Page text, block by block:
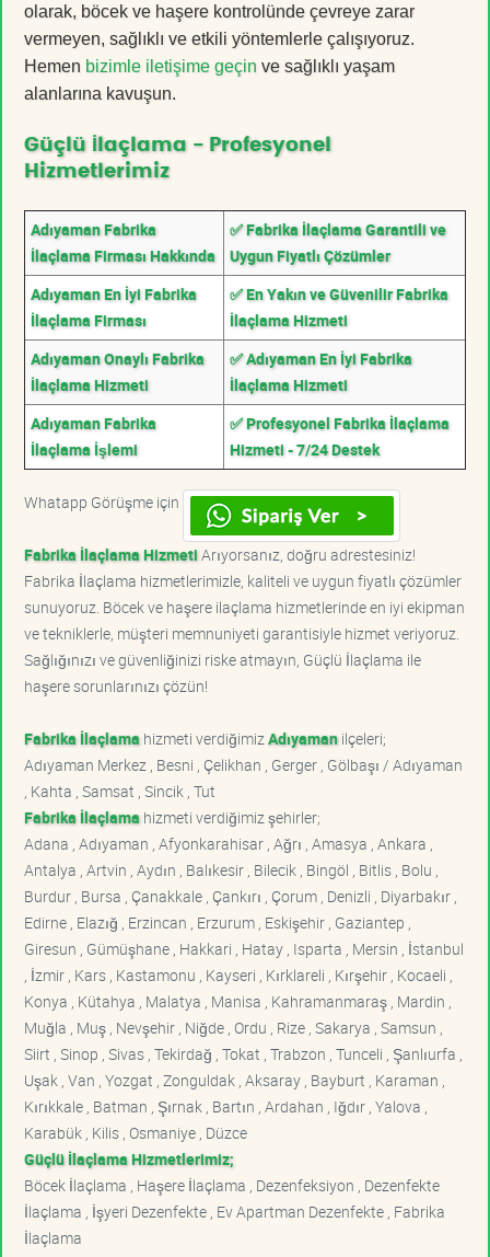
olarak, böcek ve haşere kontrolünde çevreye zarar
vermeyen, sağlıklı ve etkili yöntemlerle çalışıyoruz.
Hemen bizimle iletişime geçin ve sağlıklı yaşam
alanlarına kavuşun.
Güçlü İlaçlama - Profesyonel
Hizmetlerimiz
Adıyaman Fabrika
İlaçlama Firması Hakkında
✅ Fabrika İlaçlama Garantili ve
Uygun Fiyatlı Çözümler
Adıyaman En İyi Fabrika
İlaçlama Firması
✅ En Yakın ve Güvenilir Fabrika
İlaçlama Hizmeti
Adıyaman Onaylı Fabrika
İlaçlama Hizmeti
✅ Adıyaman En İyi Fabrika
İlaçlama Hizmeti
Adıyaman Fabrika
İlaçlama İşlemi
✅ Profesyonel Fabrika İlaçlama
Hizmeti - 7/24 Destek
Whatapp Görüşme için
Fabrika İlaçlama HizmetiArıyorsanız, doğru adrestesiniz!
Fabrika İlaçlama hizmetlerimizle, kaliteli ve uygun fiyatlı çözümler
sunuyoruz. Böcek ve haşere ilaçlama hizmetlerinde en iyi ekipman
ve tekniklerle, müşteri memnuniyeti garantisiyle hizmet veriyoruz.
Sağlığınızı ve güvenliğinizi riske atmayın, Güçlü İlaçlama ile
haşere sorunlarınızı çözün!
Fabrika İlaçlama hizmeti verdiğimiz Adıyamanilçeleri;
Adıyaman Merkez , Besni , Çelikhan , Gerger , Gölbaşı / Adıyaman
, Kahta , Samsat , Sincik , Tut
Fabrika İlaçlama hizmeti verdiğimiz şehirler;
Adana , Adıyaman , Afyonkarahisar , Ağrı , Amasya , Ankara ,
Antalya , Artvin , Aydın , Balıkesir , Bilecik , Bingöl , Bitlis , Bolu ,
Burdur , Bursa , Çanakkale , Çankırı , Çorum , Denizli , Diyarbakır ,
Edirne , Elazığ , Erzincan , Erzurum , Eskişehir , Gaziantep ,
Giresun , Gümüşhane , Hakkari , Hatay , Isparta , Mersin , İstanbul
, İzmir , Kars , Kastamonu , Kayseri , Kırklareli , Kırşehir , Kocaeli ,
Konya , Kütahya , Malatya , Manisa , Kahramanmaraş , Mardin ,
Muğla , Muş , Nevşehir , Niğde , Ordu , Rize , Sakarya , Samsun ,
Siirt , Sinop , Sivas , Tekirdağ , Tokat , Trabzon , Tunceli , Şanlıurfa ,
Uşak , Van , Yozgat , Zonguldak , Aksaray , Bayburt , Karaman ,
Kırıkkale , Batman , Şırnak , Bartın , Ardahan , Iğdır , Yalova ,
Karabük , Kilis , Osmaniye , Düzce
Güçlü İlaçlama Hizmetlerimiz;
Böcek İlaçlama , Haşere İlaçlama , Dezenfeksiyon , Dezenfekte
İlaçlama , İşyeri Dezenfekte , Ev Apartman Dezenfekte , Fabrika
İlaçlama